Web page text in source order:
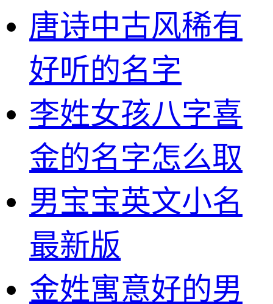
唐诗中古风稀有
好听的名字
李姓女孩八字喜
金的名字怎么取
男宝宝英文小名
最新版
金姓寓意好的男